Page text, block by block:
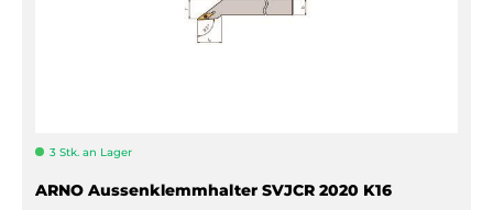
3 Stk. an Lager
ARNO Aussenklemmhalter SVJCR 2020 K16